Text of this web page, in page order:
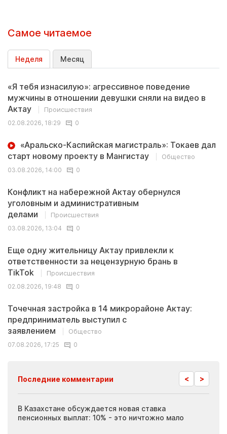
Самое читаемое
Неделя Месяц
«Я тебя изнасилую»: агрессивное поведение
мужчины в отношении девушки сняли на видео в
Актау
Происшествия
02.08.2026, 18:29
0
«Аральско-Каспийская магистраль»: Токаев дал
старт новому проекту в Мангистау
Общество
03.08.2026, 14:00
0
Конфликт на набережной Актау обернулся
уголовным и административным
делами
Происшествия
03.08.2026, 13:04
0
Еще одну жительницу Актау привлекли к
ответственности за нецензурную брань в
TikTok
Происшествия
02.08.2026, 19:48
0
Точечная застройка в 14 микрорайоне Актау:
предприниматель выступил с
заявлением
Общество
07.08.2026, 17:25
0
Последние комментарии < >
В Казахстане обсуждается новая ставка
пенсионных выплат: 10% - это ничтожно мало